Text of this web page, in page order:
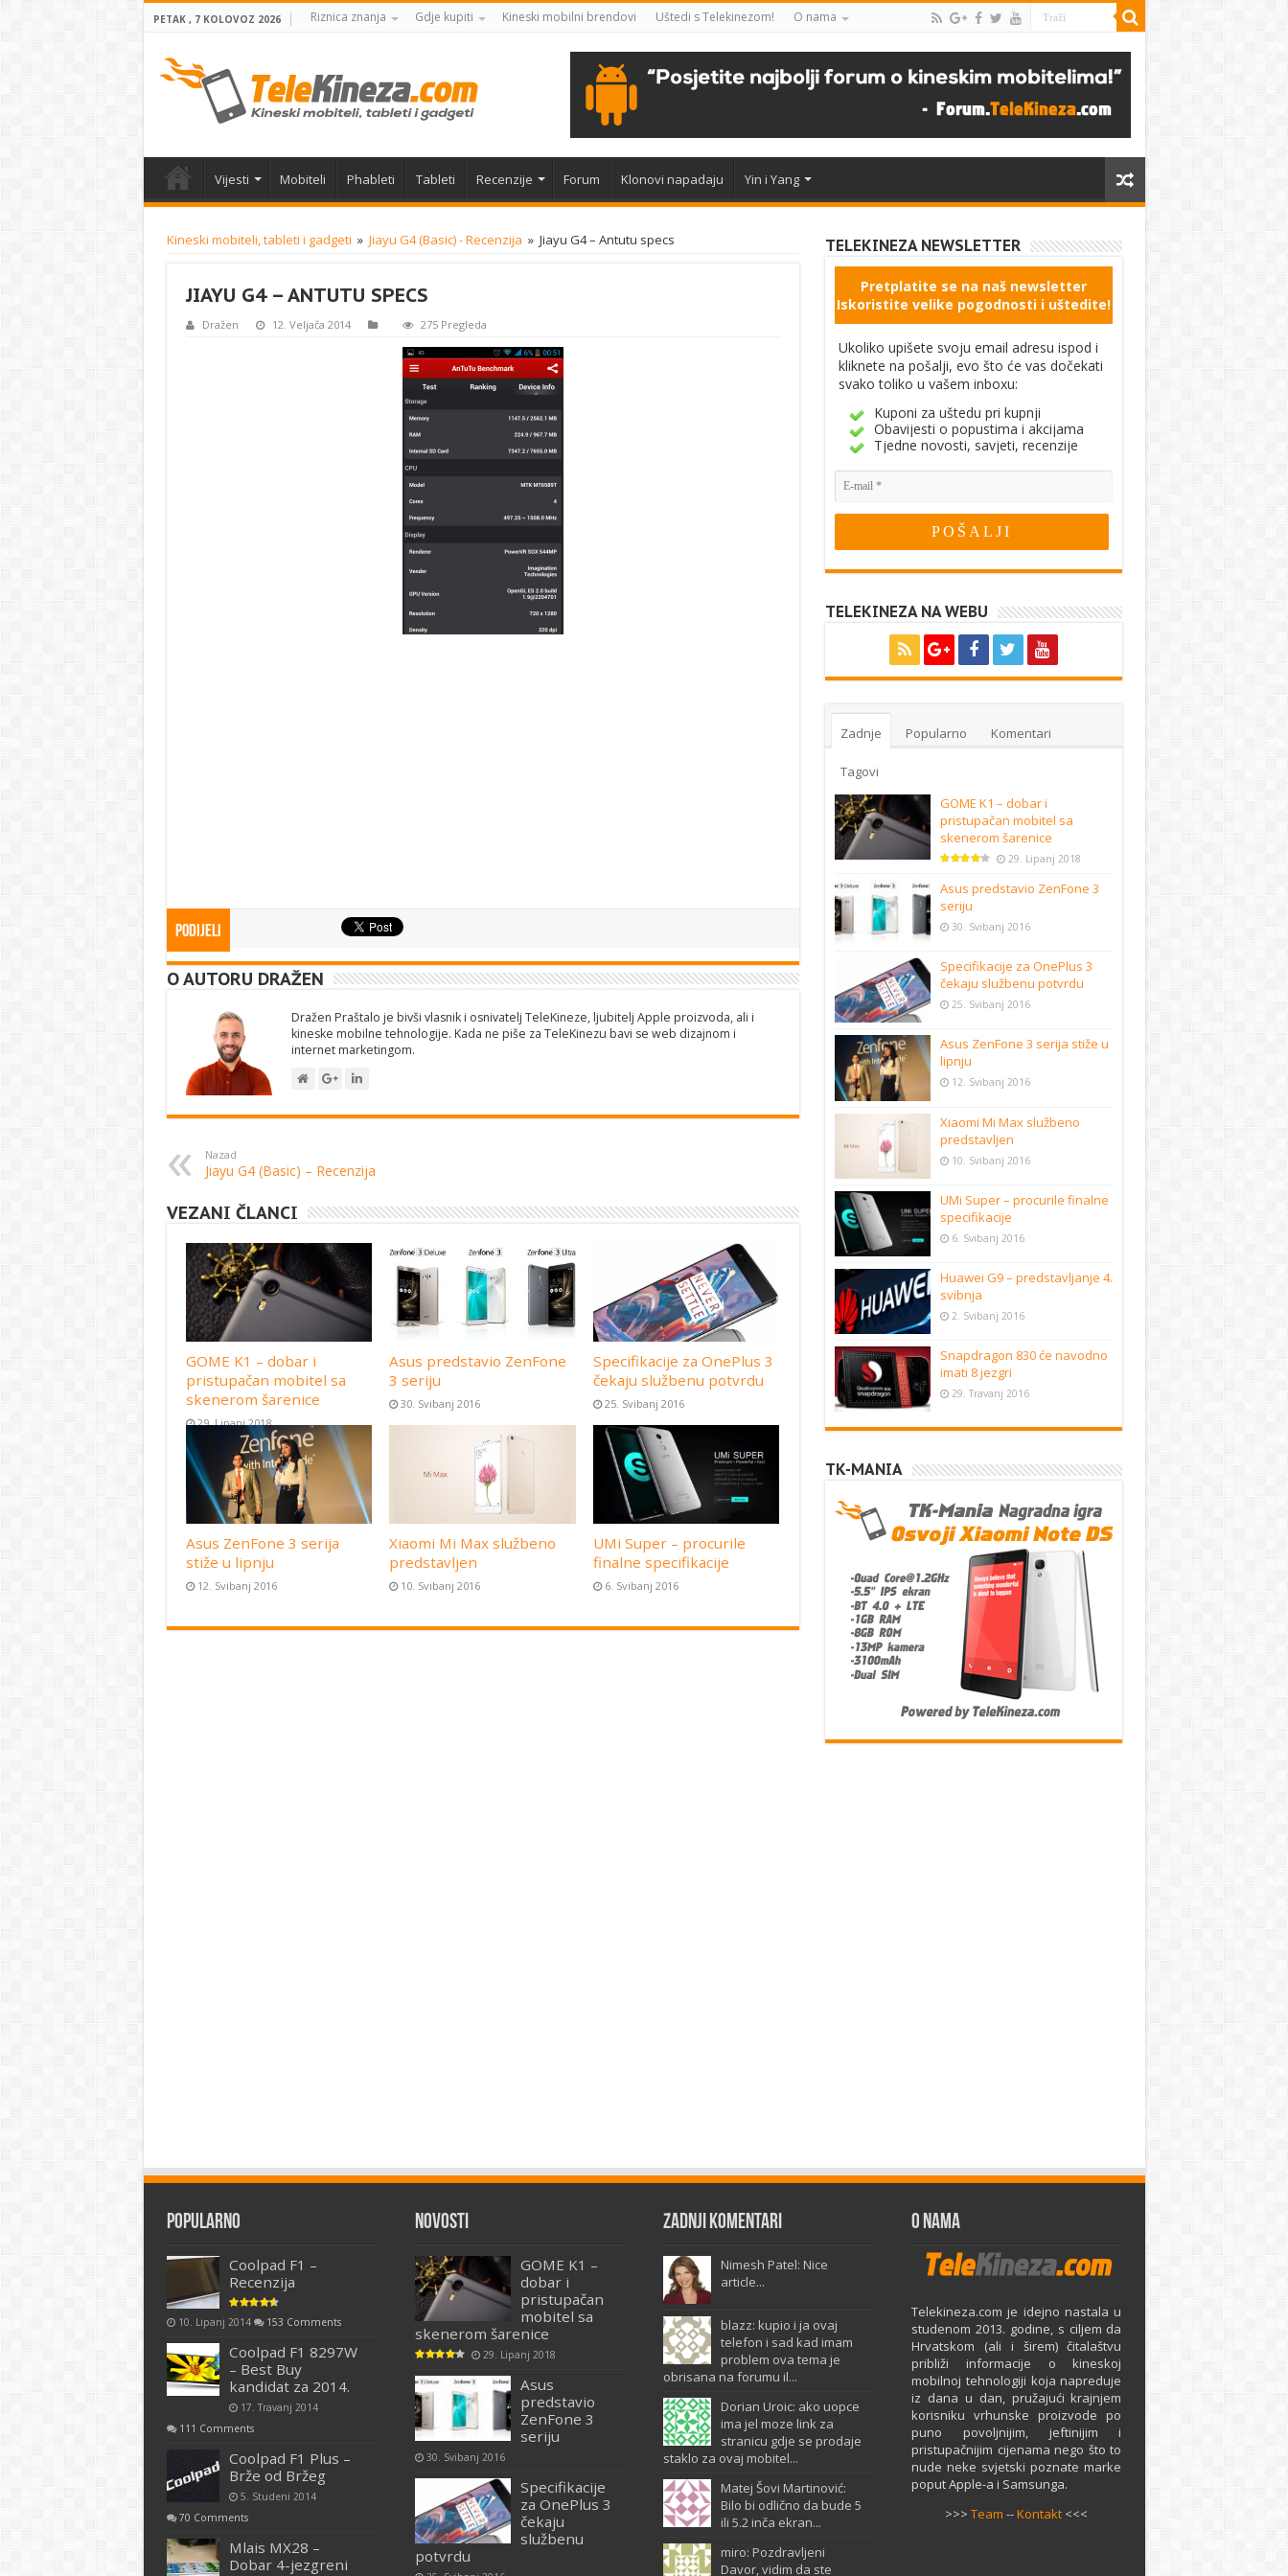
PETAK , 7 KOLOVOZ 2026 Riznica znanja Gdje kupiti Kineski mobilni brendovi Uštedi s Telekinezom! O nama
Vijesti Mobiteli Phableti Tableti Recenzije Forum Klonovi napadaju Yin i Yang
Kineski mobiteli, tableti i gadgeti » Jiayu G4 (Basic) - Recenzija » Jiayu G4 – Antutu specs
JIAYU G4 – ANTUTU SPECS
Dražen 12. Veljača 2014 275 Pregleda
Podijeli
O AUTORU DRAŽEN
Dražen Praštalo je bivši vlasnik i osnivatelj TeleKineze, ljubitelj Apple proizvoda, ali i
kineske mobilne tehnologije. Kada ne piše za TeleKinezu bavi se web dizajnom i
internet marketingom.
Nazad
Jiayu G4 (Basic) – Recenzija
VEZANI ČLANCI
GOME K1 – dobar i
pristupačan mobitel sa
skenerom šarenice
29. Lipanj 2018
Asus predstavio ZenFone
3 seriju
30. Svibanj 2016
Specifikacije za OnePlus 3
čekaju službenu potvrdu
25. Svibanj 2016
Asus ZenFone 3 serija
stiže u lipnju
12. Svibanj 2016
Xiaomi Mi Max službeno
predstavljen
10. Svibanj 2016
UMi Super – procurile
finalne specifikacije
6. Svibanj 2016
TELEKINEZA NEWSLETTER
Pretplatite se na naš newsletter
Iskoristite velike pogodnosti i uštedite!
Ukoliko upišete svoju email adresu ispod i
kliknete na pošalji, evo što će vas dočekati
svako toliko u vašem inboxu:
Kuponi za uštedu pri kupnji
Obavijesti o popustima i akcijama
Tjedne novosti, savjeti, recenzije
TELEKINEZA NA WEBU
Zadnje Popularno Komentari
Tagovi
GOME K1 – dobar i
pristupačan mobitel sa
skenerom šarenice
29. Lipanj 2018
Asus predstavio ZenFone 3
seriju
30. Svibanj 2016
Specifikacije za OnePlus 3
čekaju službenu potvrdu
25. Svibanj 2016
Asus ZenFone 3 serija stiže u
lipnju
12. Svibanj 2016
Xiaomi Mi Max službeno
predstavljen
10. Svibanj 2016
UMi Super – procurile finalne
specifikacije
6. Svibanj 2016
Huawei G9 – predstavljanje 4.
svibnja
2. Svibanj 2016
Snapdragon 830 će navodno
imati 8 jezgri
29. Travanj 2016
TK-MANIA
Popularno
Coolpad F1 –
Recenzija
10. Lipanj 2014 153 Comments
Coolpad F1 8297W
– Best Buy
kandidat za 2014.
17. Travanj 2014
111 Comments
Coolpad F1 Plus –
Brže od Bržeg
5. Studeni 2014
70 Comments
Mlais MX28 –
Dobar 4-jezgreni
Novosti
GOME K1 –
dobar i
pristupačan
mobitel sa
skenerom šarenice
29. Lipanj 2018
Asus
predstavio
ZenFone 3
seriju
30. Svibanj 2016
Specifikacije
za OnePlus 3
čekaju
službenu
potvrdu
Zadnji komentari
Nimesh Patel: Nice
article...
blazz: kupio i ja ovaj
telefon i sad kad imam
problem ova tema je
obrisana na forumu il...
Dorian Uroic: ako uopce
ima jel moze link za
stranicu gdje se prodaje
staklo za ovaj mobitel...
Matej Šovi Martinović:
Bilo bi odlično da bude 5
ili 5.2 inča ekran...
miro: Pozdravljeni
Davor, vidim da ste
O Nama
Telekineza.com je idejno nastala u
studenom 2013. godine, s ciljem da
Hrvatskom (ali i širem) čitalaštvu
približi informacije o kineskoj
mobilnoj tehnologiji koja napreduje
iz dana u dan, pružajući krajnjem
korisniku vrhunske proizvode po
puno povoljnijim, jeftinijim i
pristupačnijim cijenama nego što to
nude neke svjetski poznate marke
poput Apple-a i Samsunga.
>>>Team --Kontakt <<<